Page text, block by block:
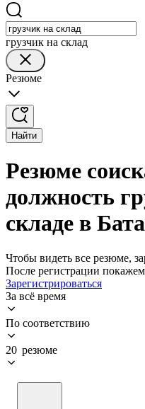
грузчик на склад
Резюме
Найти
Резюме
должность
складе в
Чтобы видеть все резюме,
После регистрации
Зарегистрироваться
За всё время
По соответствию
20 резюме